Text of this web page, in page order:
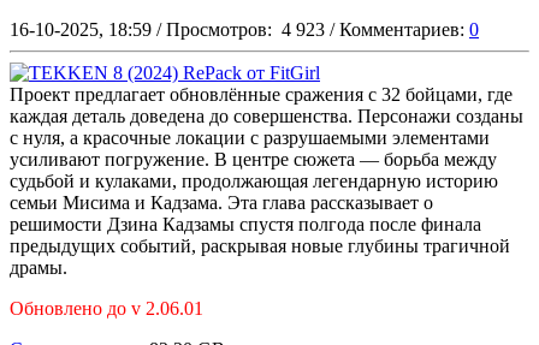
16-10-2025, 18:59 / Просмотров: 4 923 / Комментариев: 0
Проект предлагает обновлённые сражения с 32 бойцами, где
каждая деталь доведена до совершенства. Персонажи созданы
с нуля, а красочные локации с разрушаемыми элементами
усиливают погружение. В центре сюжета — борьба между
судьбой и кулаками, продолжающая легендарную историю
семьи Мисима и Кадзама. Эта глава рассказывает о
решимости Дзина Кадзамы спустя полгода после финала
предыдущих событий, раскрывая новые глубины трагичной
драмы.
Обновлено до v 2.06.01